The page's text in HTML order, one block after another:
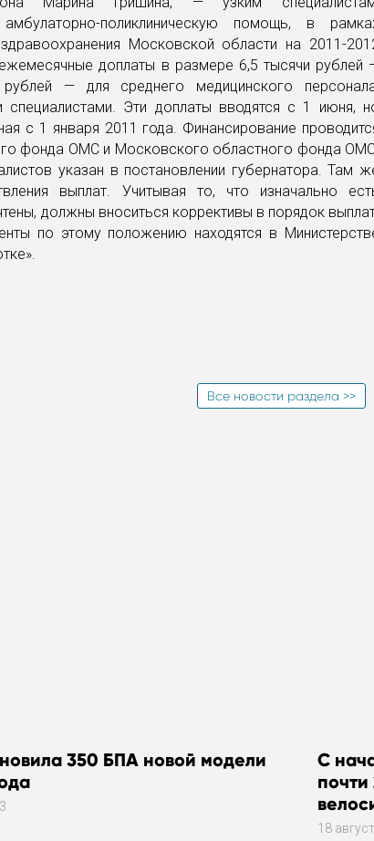
поликлиническую помощь, в
Московской области на 2011-
доплаты в размере 6,5 тысячи рублей
— для среднего медицинского
Эти доплаты вводятся с 1 июня,
с 1 января 2011 года. Финансирование
фонда ОМС и Московского областного фонда
указан в постановлении губернатора. Там
выплат. Учитывая то, что изначально
должны вноситься коррективы в порядок
по этому положению находятся в
Все новости раздела >>
350 БПА новой модели
С
18